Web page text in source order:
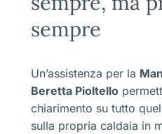
sempre
Un’assistenza per la
Beretta Pioltello
chiarimento su tutto
sulla propria caldaia in